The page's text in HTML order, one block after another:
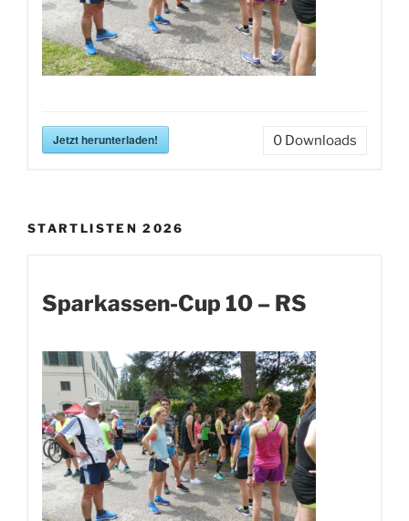
Jetzt herunterladen! 0 Downloads
STARTLISTEN 2026
Sparkassen-Cup 10 – RS